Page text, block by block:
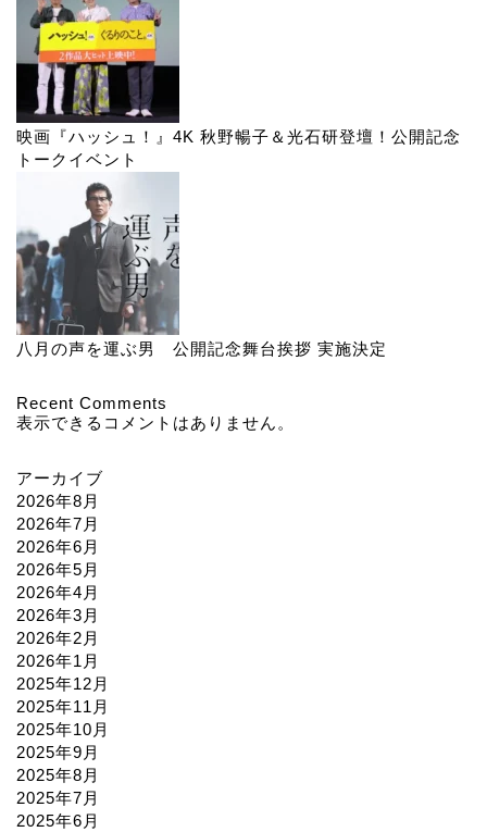
映画『ハッシュ！』4K 秋野暢子＆光石研登壇！公開記念
トークイベント
八月の声を運ぶ男 公開記念舞台挨拶 実施決定
Recent Comments
表示できるコメントはありません。
アーカイブ
2026年8月
2026年7月
2026年6月
2026年5月
2026年4月
2026年3月
2026年2月
2026年1月
2025年12月
2025年11月
2025年10月
2025年9月
2025年8月
2025年7月
2025年6月